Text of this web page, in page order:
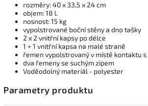
rozměry: 40 x 33,5 x 24 cm
objem: 18 l.
nosnost: 15 kg
vypolstrované boční stěny a dno tašky
2 x 2 vnitřní kapsy po délce
1 + 1 vnitřní kapsa na malé straně
řemen vypolstrovaný v místě kontaktu
dva řemeny se suchým zipem
Voděodolný materiál - polyester
Parametry produktu